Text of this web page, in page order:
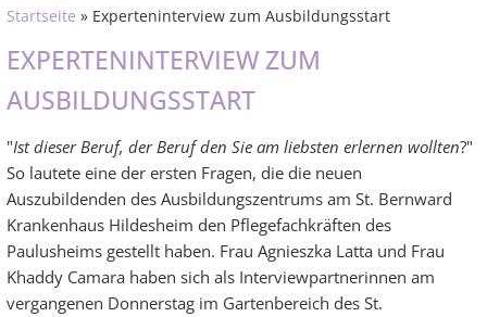
Startseite » Experteninterview zum Ausbildungsstart
EXPERTENINTERVIEW ZUM
AUSBILDUNGSSTART
"Ist dieser Beruf, der Beruf den Sie am liebsten erlernen wollten?"
So lautete eine der ersten Fragen, die die neuen
Auszubildenden des Ausbildungszentrums am St. Bernward
Krankenhaus Hildesheim den Pflegefachkräften des
Paulusheims gestellt haben. Frau Agnieszka Latta und Frau
Khaddy Camara haben sich als Interviewpartnerinnen am
vergangenen Donnerstag im Gartenbereich des St.